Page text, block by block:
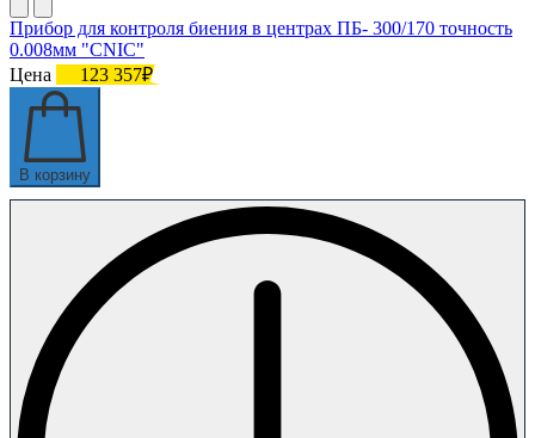
Прибор для контроля биения в центрах ПБ- 300/170 точность
0.008мм "CNIC"
Цена
123 357₽
В корзину